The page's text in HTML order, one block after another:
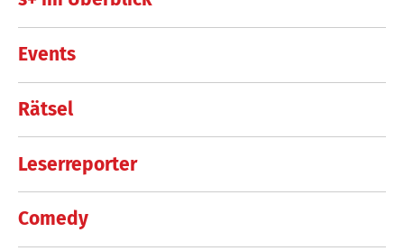
Events
Rätsel
Leserreporter
Comedy